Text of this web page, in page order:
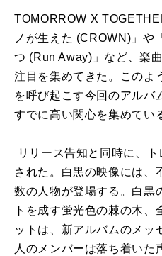
TOMORROW X
ノが生えた (CROWN)」や
つ (Run Away)」など、楽
注目を集めてきた。
このよ
を呼び起こす今回のアルバ
すでに高い関心を集めてい
リリース告知と同時に、
された。 白黒の映像には、
数の人物が登場する。 白黒
トを成す蛍光色の棘の木、
ットは、 新アルバムのメッ
人のメンバーは落ち着いた